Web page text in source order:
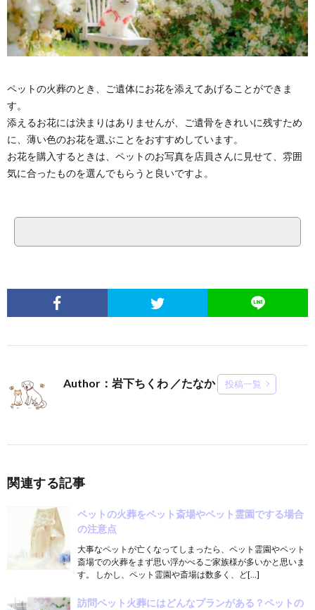
ペットの火葬のとき、ご遺体にお花を添えてあげることができま
す。
添えるお花には決まりはありませんが、ご遺骨をきれいに残すため
に、薄い色のお花を選ぶことをおすすめしています。
お花を購入するときは、ペットのお写真を店員さんに見せて、雰囲
気に合ったものを選んでもらうと良いですよ。
Author：岩下ちくわ ／たなか 投稿一覧
関連する記事
ペットの火葬をペット斎場やペット霊園でする場合
の注意点
大事なペットが亡くなってしまったら、ペット霊園やペット
斎場での火葬をまず思い浮かべるご家族様が多いかと思いま
す。 しかし、ペット霊園や斎場は数多く、ど[…]
訪問ペット火葬にはどんなプランがある？ペットの